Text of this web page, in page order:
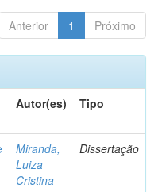
Anterior 1 Próximo
Autor(es) Tipo
Miranda,
Luiza
Cristina
Dissertação